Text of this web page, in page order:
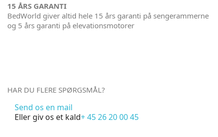
15 ÅRS GARANTI
BedWorld giver altid hele 15 års garanti på sengerammerne
og 5 års garanti på elevationsmotorer
HAR DU FLERE SPØRGSMÅL?
Send os en mail
Eller giv os et kald+ 45 26 20 00 45